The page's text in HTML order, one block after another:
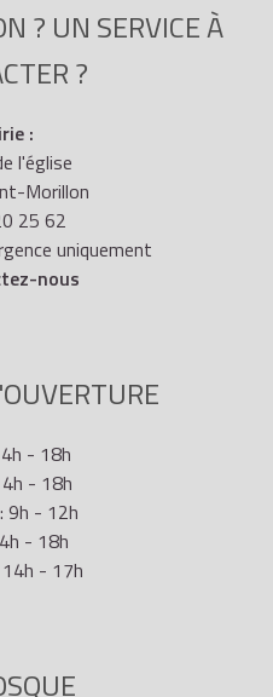
? UN SERVICE À
?
:
l'église
Morillon
25 62
uniquement
nous
- 18h
- 18h
9h - 12h
- 18h
14h - 17h